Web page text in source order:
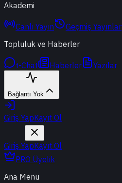
Akademi
Canlı Yayın Geçmiş Yayınlar
Topluluk ve Haberler
t-Chat Haberler Yazılar
Bağlantı Yok
Giriş YapKayıt Ol
Giriş YapKayıt Ol
PRO Üyelik
Ana Menu